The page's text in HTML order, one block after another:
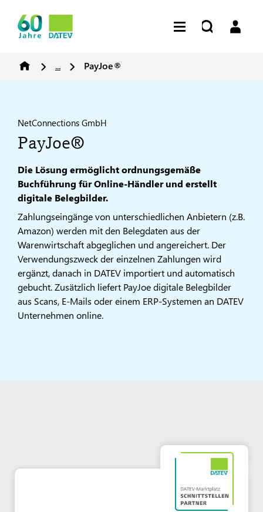
... PayJoe®
NetConnections GmbH
PayJoe®
Die Lösung ermöglicht ordnungsgemäße
Buchführung für Online-Händler und erstellt
digitale Belegbilder.
Zahlungseingänge von unterschiedlichen Anbietern (z.B.
Amazon) werden mit den Belegdaten aus der
Warenwirtschaft abgeglichen und angereichert. Der
Verwendungszweck der einzelnen Zahlungen wird
ergänzt, danach in DATEV importiert und automatisch
gebucht. Zusätzlich liefert PayJoe digitale Belegbilder
aus Scans, E-Mails oder einem ERP-Systemen an DATEV
Unternehmen online.